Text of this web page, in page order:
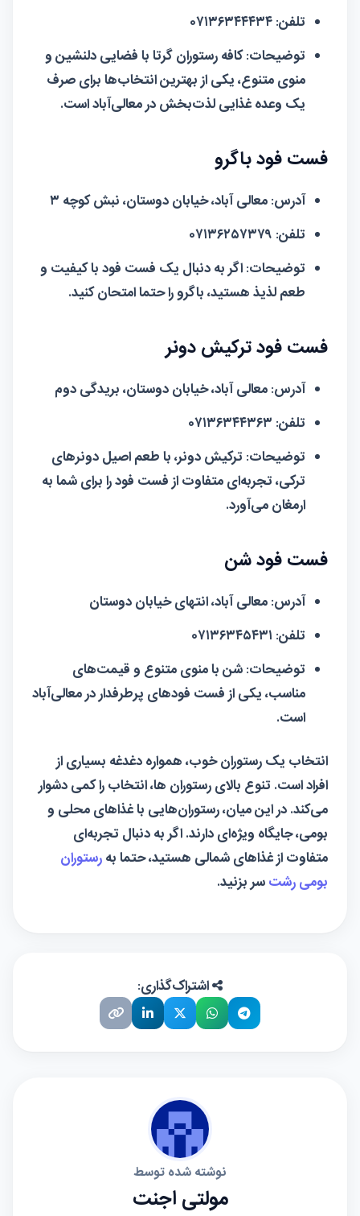
تلفن:
توضیحات:کافه رستوران گرتا با فضایی دلنشین و
منوی متنوع، یکی از بهترین انتخاب‌ها برای صرف
یک وعده غذایی لذت‌بخش در معالی‌آباد است.
فست فود باگرو
آدرس: معالی آباد، خیابان دوستان، نبش کوچه ۳
تلفن:
توضیحات: اگر به دنبال یک فست فود با کیفیت و
طعم لذیذ هستید، باگرو را حتما امتحان کنید.
فست فود ترکیش دونر
آدرس: معالی آباد، خیابان دوستان، بریدگی دوم
تلفن:
توضیحات: ترکیش دونر، با طعم اصیل دونرهای
ترکی، تجربه‌ای متفاوت از فست فود را برای شما به
ارمغان می‌آورد.
فست فود شن
آدرس: معالی آباد، انتهای خیابان دوستان
تلفن:
توضیحات: شن با منوی متنوع و قیمت‌های
مناسب، یکی از فست فودهای پرطرفدار در معالی‌آباد
است.
انتخاب یک رستوران خوب، همواره دغدغه بسیاری از
افراد است. تنوع بالای رستوران ها، انتخاب را کمی دشوار
می‌کند. در این میان، رستوران‌هایی با غذاهای محلی و
بومی، جایگاه ویژه‌ای دارند. اگر به دنبال تجربه‌ای
متفاوت از غذاهای شمالی هستید، حتما به رستوران
بومی رشت سر بزنید.
اشتراک‌گذاری:
نوشته شده توسط
مولتی اجنت